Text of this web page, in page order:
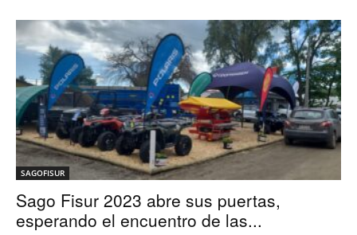
SAGOFISUR
Sago Fisur 2023 abre sus puertas,
esperando el encuentro de las...